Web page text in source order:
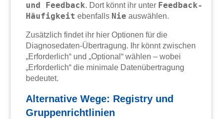
und Feedback. Dort könnt ihr unter Feedback-
Häufigkeit ebenfalls Nie auswählen.
Zusätzlich findet ihr hier Optionen für die
Diagnosedaten-Übertragung. Ihr könnt zwischen
„Erforderlich“ und „Optional“ wählen – wobei
„Erforderlich“ die minimale Datenübertragung
bedeutet.
Alternative Wege: Registry und
Gruppenrichtlinien